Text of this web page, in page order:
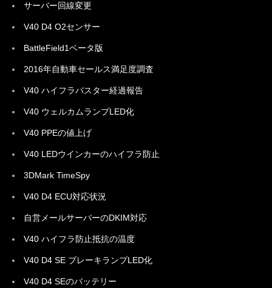
サーバー回線変更
V40 D4 O2センサー
BattleField1ベータ版
2016年自動車セールス満足度調査
V40 ハイフラバスター経過報告
V40 ウェルカムランプLED化
V40 PPEの値上げ
V40 LEDウインカーのハイフラ防止
3DMark TimeSpy
V40 D4 ECU対応状況
自営メールサーバーのDKIM対応
V40 ハイフラ防止抵抗の温度
V40 D4 SE ブレーキランプLED化
V40 D4 SEのバッテリー